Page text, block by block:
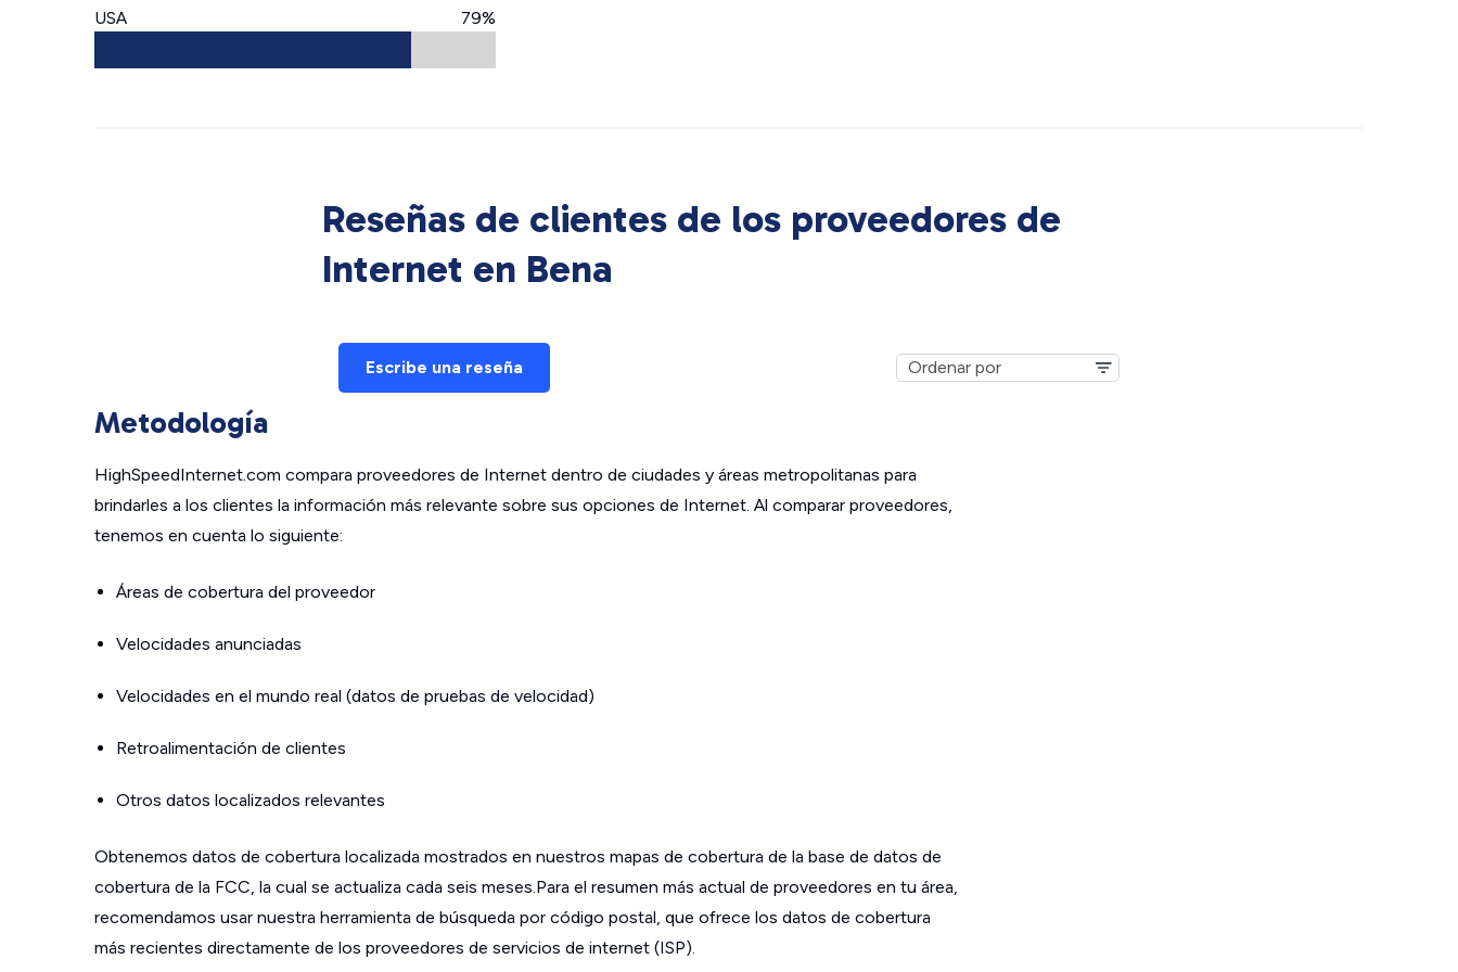
USA 79%
Reseñas de clientes de los proveedores de
Internet en Bena
Escribe una reseña
Metodología
HighSpeedInternet.com compara proveedores de Internet dentro de ciudades y áreas metropolitanas para
brindarles a los clientes la información más relevante sobre sus opciones de Internet. Al comparar proveedores,
tenemos en cuenta lo siguiente:
Áreas de cobertura del proveedor
Velocidades anunciadas
Velocidades en el mundo real (datos de pruebas de velocidad)
Retroalimentación de clientes
Otros datos localizados relevantes
Obtenemos datos de cobertura localizada mostrados en nuestros mapas de cobertura de la base de datos de
cobertura de la FCC, la cual se actualiza cada seis meses.Para el resumen más actual de proveedores en tu área,
recomendamos usar nuestra herramienta de búsqueda por código postal, que ofrece los datos de cobertura
más recientes directamente de los proveedores de servicios de internet (ISP).